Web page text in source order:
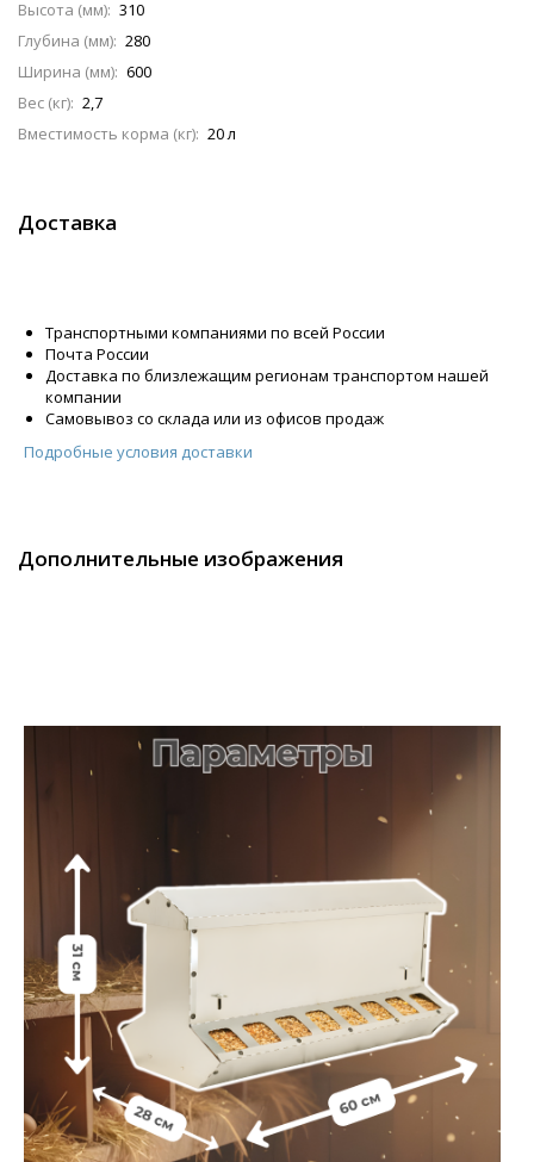
Высота (мм): 310
Глубина (мм): 280
Ширина (мм): 600
Вес (кг): 2,7
Вместимость корма (кг): 20 л
Доставка
Транспортными компаниями по всей России
Почта России
Доставка по близлежащим регионам транспортом нашей
компании
Самовывоз со склада или из офисов продаж
Подробные условия доставки
Дополнительные изображения